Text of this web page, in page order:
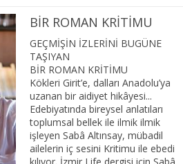
BİR ROMAN KRİTİMU
GEÇMİŞİN İZLERİNİ BUGÜNE TAŞIYAN BİR ROMAN KRİTİMU Kökleri Girit’e, dalları Anadolu’ya uzanan bir aidiyet hikâyesi... Edebiyatında bireysel anlatıları toplumsal bellek ile ilmik ilmik işleyen Sabâ Altınsay, mübadil ailelerin iç sesini Kritimu ile ebedi kılıyor. İzmir Life dergisi için Sabâ Hanım’la Kritimu üzerine yaratma süreci ve edebiyatının derinliği üzerine konuştuk. 1961 yılında Çanakkale’de doğan Sabâ Altınsay, ortaöğrenimini İzmir Bornova Anadolu Lisesi’nde tamamladıktan sonra Ankara Üniversitesi İletişim Fakültesi’nden mezun oldu. Edebiyatında bireysel hikâyeleri toplumsal hafızayla buluşturan yazar, ilk romanı Kritimu – Girit’im Benim ile okurunu kökler, göç ve aidiyet duygusu üzerine derin bir yolculuğa çıkarıyor. Girit mübadelesinin insan ruhunda açtığı izleri incelikle işleyen bu roman, yalnızca bir aile hikâyesi değil; aynı zamanda geçmişle kurulan duygusal bir bağın edebi ifadesi. Altınsay’ın bu güçlü anlatı evreni, Kritimu’nun açtığı bu hafıza kapısından ilerleyerek genişliyor. Yazarın edebiyat dünyasının diğer durakları arasında, bireyin kader ve suçsuzluk kavramlarıyla yüzleşmesini ele alan Benim Hiç Suçum Yok ile adalet, vicdan ve yakın tarih üzerine kurulu Faili Malum yer alıyor. Kritimu yalnızca bir roman değil, aynı zamanda sizin aile hikâyenizin izlerini taşıyan bir anlatı. Bu kitabı yazmaya sizi iten ilk duygu neydi? Babamın bir sözü üzerine Mübadele kelimesinin arkasındaki insanı fark ettim. Bir gün göçmenlik, yabancı olmak gibi konularda sohbet ederken “düşünsene” dedi bana, “bir saksı çiçeği yerinden alıp başka yere koyuyorsun, çiçek ölüyor.” On altı yaşındaydım. Sarstı beni bu söz. Halalarımı, amcalarımı hiç düşünmediğim gibi düşündüm. İçim sızladı. Küçük hikayeler yazıyordum o yıllarda, günlük tutuyordum. Günlüğüme yazdım bunu; ona “sen” diye hitap ediyorum. “Biliyor musun günlük, evinden ayrılmak çok fena.” Yatılı okuyorum bu arada. İlginç değil mi? Romanın sonunda paylaştığınız aile hikâyesi çok etkileyici. Girit’ten getirilen toprağı yıllar sonra mezarlara serpmeniz sizin için nasıl bir anlam taşıyordu? Belki toprağın hüznünü hafifletirim dedim. Ruhları yukarılarda bir yerlerde geziniyorsa, beni görüyorlarsa, mutlu olurlar dedim. Belki de hep biraz eksik yaşadılar, bu bir avuç toprakla şimdi tamamlanırlar dedim. “Bak torunumuz bizi düşünüyor” der, sevinirler dedim. İyi bir şey yaptığımı düşündüm. İçim hafifledi. Ailenizin Girit’ten Küçükkuyu’ya, oradan Çanakkale’ye uzanan göç hikâyesi sizi yazarken nasıl etkiledi? Çocukluğunuzda bu hikâyeleri nasıl dinlerdiniz? Hiç hikâye dinlemedim desem yeridir. Anlatmazlardı. Sadece sorduğum zaman. Çocukluğumda zaten soracak kadar anlamış değildim. Çok sonra, babamın sözünün üstünden epey geçtikten sonra sormaya başladım. Halalarımdan sadece biri biraz anlattı o kadar. Bir tekerleme, cami meydanı, Girit’in çok güzel olduğu... bundan daha fazlasını anlatmazdı. Evlerinin muhtemelen Ağa Camisi yakınlarında olduğunu bile Girit’i gördükten sonra çıkarsama yaparak tahmin ettim., Romanınızda Türkler ve Rumlar arasındaki gündelik hayat ilişkilerini oldukça sıcak bir dille anlatıyorsunuz. Sizce Girit’teki bu ortak yaşam kültürünün en belirgin özelliği neydi? Buydu sanırım hem ayrılıp hem birleşmeleriydi. Çünkü her ne kadar son 50-60 yılda ayrışsalar da nihayetinde hayat diye bir şey var, günlük hayat. Çocuklar okula gidecek, sokakta oynayacak, esnaf dükkanını açacak, ticaret yürüyecek, kadınlar yemek yapacak, insanlar evlerine gidecek, düğünler olacak, bayramlar, paskalyalar... Her gün birbirini öldürerek yürümez ki hayat; yaşayamazsınız. Ayrıca adadasınız, etrafınız deniz. Alıp başımı gideyim deseniz nereye gideceksiniz? Kimse gidemez. Orası hepsinin evi, hepsinin yurdu. Onun için iki taraf da bir gün bozuşursa ertesi gün barışırdı herhalde. Giritli Türklerin kimliği çoğu zaman iki kültürün arasında kalmış bir hafıza gibi anlatılır. Sizce bu kimlik duygusu bugün hâlâ nasıl yaşatılıyor? Anadolu’ya geldiklerinde iki kere yabancı olmamak için herkes gibi görünmeye çalıştılar. Bu yüzden çoğu aile torunlarına lisanı öğretmedi. Dışa vurulmayan, daha çok aile içinde kalan bir kültür olarak geldi bize kadar. Biz üçüncü nesil, onların hafızalarına gömdükleri şeyi bugün, onlar adına hatırlıyoruz sanki ya da yeniden canlandırmaya çalışıyoruz. Dedelerimizin suskunluğu bugün bizde de kısmen devam ediyor aslında. Bizim farkımız, o sessiz kültürü yazı yoluyla yani bir tür iç konuşma yoluyla dışa vuruyor olmamız. Roman bir iç sestir çünkü; saklıdır, görünmez, hareket etmez, cismi yoktur sadece hayaldir. Ama işte roman yoluyla ebedi oluyor hafızalar. İnsanlar ölüp giderler, ölümsüz olan yazıdır. Roman ölümsüz olanın sesidir. Kritimu bu anlamda o sonsuz hafızadır işte. Roman boyunca yemekler, dil ve gündelik alışkanlıklar çok güçlü bir kültürel hafıza oluşturuyor. Sizce bir toplumu ayakta tutan şey en çok hangisi: dil mi, mutfak mı, hatıralar mı? Bir kültür ondan ona aktarılmazsa yaşayamaz. Sadece evde de olmaz, sokağa çıkmak ister. Tam da bu sebeple hatıralar dillendirilmeye muhtaçtır. Dil deseniz, konuşan olmazsa o da ölür. Ama yemek öyle değil. O uzun ömürlü. Çünkü günde üç kere tekrarlanıyor. Evden kolayca çıkabiliyor. Girit yemekleriyle meşhur olan lokantalar, belediyelerin düzenlediği Girit yemekleri festivalleri, pazarda satılan otlar vs. Yemek kitapları mesela, Girit kültürünün çok önemi bir parçasını canlı tutan, hayatın içinde tutanlar onlar. Bu yüzden benim oyum mutfağa. Mübadele üzerine pek çok tarih kitabı var. Ancak romanlar bu hikâyeyi daha derinden hissettiriyor. Siz yazarken tarihsel gerçeklik ile edebi anlatı arasında nasıl bir denge kurdunuz? Kalemi eline alan kişinin, okurun karşısına kim olarak geçtiği sorusu öne çıkıyor burada. Tarihçi mi, edebiyatçı mı? Tarihçiyse farklı, edebiyatçıysa farklı yazar o kalem. Benim elimden gelen edebi metin yazmak. Bu demektir ki tarih ve içindekiler ya da hafıza, artık nasıl adlandırırsanız, romana hizmet edecek. Yani içinde insan olacak, onun duyguları, algıları, ilişkileri olacak. Tarihin içinde insanı anlatmaya soyununca kalem yolunu buluyor zaten. Çünkü kalem, yazar mı tarihçi mi olduğunu bilir. Girit’ten gelen ailelerin belleğinde en çok hangi duygu ağır basıyor sizce: özlem mi, kırgınlık mı, yoksa kabulleniş mi? Kırgınlık olduğunu sanmıyorum. Burukluk olabilir. Sadece Girit’ten gelenleri değil, Balkanlar’dan gelenlerin de yaşadıkları zorlukları göz önüne alırsak, canlarını kurtarma arzusu ağır basmış olmalı. Kırgınlıkları varsa bile “Osmanlı bizi korumayı beceremedi” diyedir bence. Ama şimdi muzaffer bir ülkeye geliyorsunuz. Savaştan galip çıkmış, koskoca Kurtuluş Savaşı’nda herkesi dize getirmiş bir ülke bu. Gidenlerin duygularından çok farklı. Başınız dik geliyorsunuz, az şey değil bu. Özlem derseniz, evet derim. Daha kapıdan çıktıkları an özlem içlerini yaktı mutlaka. Şöyle bir örnekle düşünelim: Bugün, biri çıkıp size “haydi yarın mesela Tokat’a veya İstanbul’a veya Amasya’ya taşınıyorsun” dese, “mecbursun ve bir daha İzmir’e hiç dönmeyeceksin” dese, ne hissedersiniz? Düşünün, burası kendi ülkemiz. Dilini biliriz, dinini biliriz, kültürünü, her şeyini biliriz. Buna rağmen öyle kolayına gidemez insan. Böyle düşününce her şey netleşiyor. Geriye kabulleniş kalıyor. “Kritimu” kelimesi romanda neredeyse bir ağıt gibi yankılanıyor. Bu kelimenin sizin için kişisel anlamı nedir? Bu bir Girit türküsü aslında. “Kritimu omorfo nisi” diye başlıyor; “Girit’im, benim güzel adam.” Hareketli bir türkü olmasına rağmen Girit’in güzelliğini övdüğü için romanı daha yazmadan adını koymuştum. Kimi romanlarımda isim daha işin başındayken ortaya çıkıveriyor bazen de düşüne düşüne bir türlü karar veremiyorum. Kritimu söylediğim gibi, daha işin başında belliydi. “Girit’im Benim” ifadesiyle “Benim Girit’im” arasında mânâ açısından fark vardır. Tıpkı “canım benim” ile “benim canım” arasındaki fark gibi. İlkinde (nesnenin-kişinin) canınızdan bir parça olduğu, ikincisinde size ait olduğu duygusu öndedir. Şarkıda da aynen romanın adında olduğu gibi “Girit’im benim” anlamında kullanılıyor. Onun için bu adı çok sevdim ve romana çok yakıştığını düşündüm hep. O zaman romanın adı da kendiliğinden Kritimu-Girit’im Benim oluverdi. Sizce insanın kimliğini belirleyen şey doğduğu yer midir, yoksa hayatını kurduğu yer mi? Zor soru. Hangisinde ne kadar kaldığınız, size ne verdiğine, sizin ne aldığınıza bağlı. Ama hayat tek bir evreden müteşekkil değil; hele bugünün dünyasında. Bir yerden başlıyoruz, doğduğumuz yerden mesela, ama sonra kim olduğu yerde kalabiliyor ki? İş hayatı, eğitim filan derken, Türkiye’de, dünyada habire yer değiştiriyoruz. Ama ne olursa olsun insanın kendini ait hissettiği bir yer var mutlaka. İçimizde biriktirdiğimiz, gittiğimizde kendimizi rahat hissettiğimiz, bizi bilen, bizim de bildiğimiz... Gençlikte yer değiştirmek çok kolaydır, sonraları zorlaşır, nazlanır insan. Onun için romanda buna benzer bir yer var. “Bir insanın ‘benim’ dediği iki toprağı vardır. Biri doğduğu toprak, diğeri mezarı. Bu ikisi aynı yerse, o insan mutlu insandır.” Bana Girit’te gençler “Girit’te yaşamak ister misiniz” diye sordular. “Evet, isterim” dedim “ama buraya gömülmek istemem. Annemin, babamın, büyüklerimin olduğu yerde uyumak isterim.” Herkesin kendine göre farklı bir cevabı olabilir diye düşünüyorum. Ailenizin hikâyesini yazmak sizi duygusal olarak nasıl etkiledi? Bu kitabı yazdıktan sonra geçmişe bakışınız değişti mi? Tuhaf ama şimdilerde daha duygusal oldum gibime geliyor. Belki de romanın ana karakterini anlatırken aslında babamı anlatıyor olduğumu çok sonra fark etmemdir bunun sebebi. Geçmişe bakışım değişmedi. Romanı yazmazdan önce Mübadele, kimlik, öteki olmak vs. konularında ne düşünüyorsam bugün de öyle düşünüyorum. Teorik olarak farklı olanın varlığını kabul edemeyen biri değilim ama ne yalan söyleyeyim, gelecek için endişeliyim. Mübadeleyle en ufak benzerliği olmamasına rağmen, dünyanın da ülkemizin de göçler nedeniyle yakın gelecekte daha da zor zamanlar yaşayacağını düşünüyorum. Ama asırlardır dünya nice z